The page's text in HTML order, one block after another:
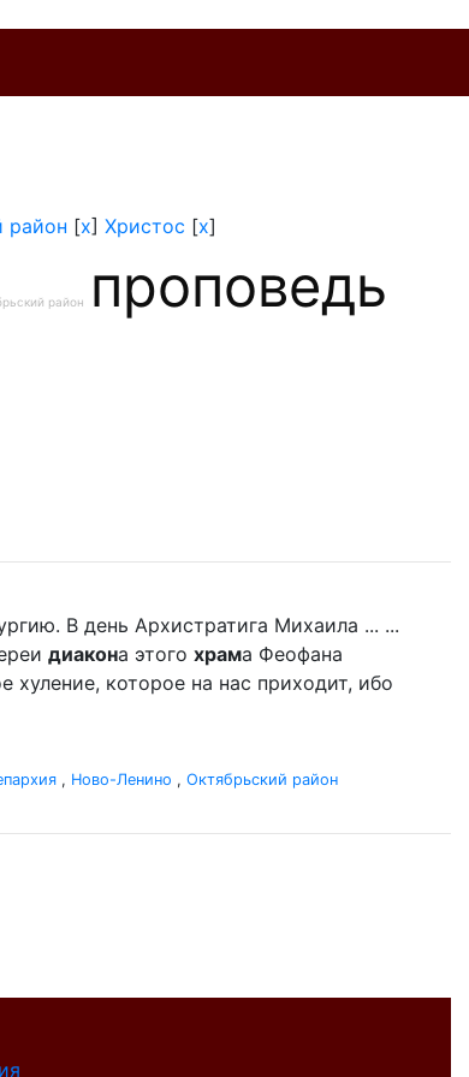
район [x] Христос [x]
район проповедь
В день Архистратига Михаила ... ...
диакона этого храма Феофана
которое на нас приходит, ибо
, Ново-Ленино , Октябрьский район